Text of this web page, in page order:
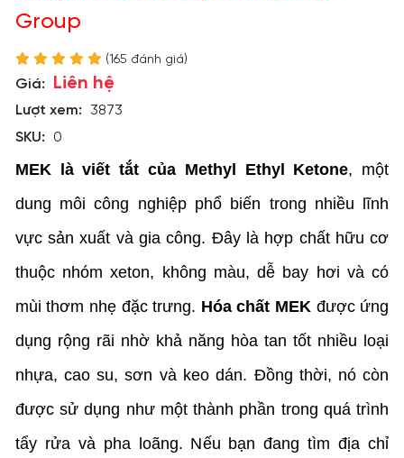
Group
(165 đánh giá)
Giá: Liên hệ
Lượt xem:
3873
SKU: 0
MEK là viết tắt của Methyl Ethyl Ketone, một
dung môi công nghiệp phổ biến trong nhiều lĩnh
vực sản xuất và gia công. Đây là hợp chất hữu cơ
thuộc nhóm xeton, không màu, dễ bay hơi và có
mùi thơm nhẹ đặc trưng. Hóa chất MEK được ứng
dụng rộng rãi nhờ khả năng hòa tan tốt nhiều loại
nhựa, cao su, sơn và keo dán. Đồng thời, nó còn
được sử dụng như một thành phần trong quá trình
tẩy rửa và pha loãng. N